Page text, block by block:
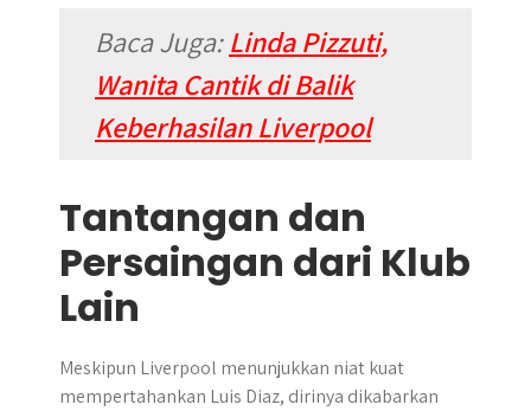
Baca Juga:Linda Pizzuti,
Wanita Cantik di Balik
Keberhasilan Liverpool
Tantangan dan
Persaingan dari Klub
Lain
Meskipun Liverpool menunjukkan niat kuat
mempertahankan Luis Diaz, dirinya dikabarkan